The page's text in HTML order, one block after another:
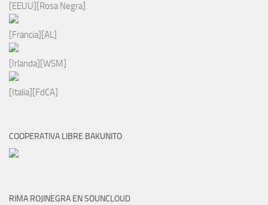
[EEUU][Rosa Negra]
[Francia][AL]
[Irlanda][WSM]
[Italia][FdCA]
COOPERATIVA LIBRE BAKUNITO
RIMA ROJINEGRA EN SOUNCLOUD